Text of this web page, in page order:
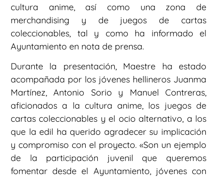
cultura anime, así como una zona de
merchandising y de juegos de cartas
coleccionables, tal y como ha informado el
Ayuntamiento en nota de prensa.
Durante la presentación, Maestre ha estado
acompañada por los jóvenes hellineros Juanma
Martínez, Antonio Sorio y Manuel Contreras,
aficionados a la cultura anime, los juegos de
cartas coleccionables y el ocio alternativo, a los
que la edil ha querido agradecer su implicación
y compromiso con el proyecto. «Son un ejemplo
de la participación juvenil que queremos
fomentar desde el Ayuntamiento, jóvenes con